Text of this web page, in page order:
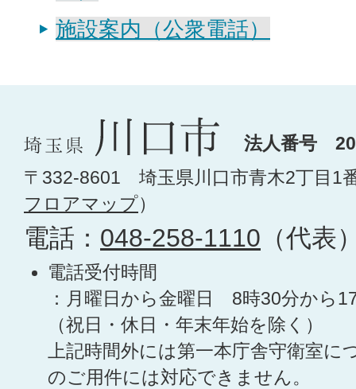
施設案内（公衆電話）
法人番号
〒332-8601 埼玉県川口市青木2丁目1
フロアマップ）
電話： 048-258-1110 （代表
電話受付時間
：月曜日から金曜日 8時30分から
（祝日・休日・年末年始を除く）
上記時間外には第一本庁舎守衛室に
のご用件には対応できません。